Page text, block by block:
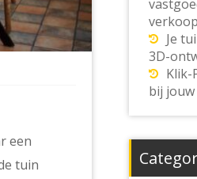
een
tuin
Je
3D-
Klik-
bij